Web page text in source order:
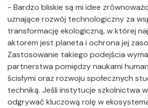
- Bardzo bliskie są mi idee
uznające rozwój technologiczny za
transformację ekologiczną, w której
aktorem jest planeta i ochrona jej
Zastosowanie takiego podejścia
partnerstwa pomiędzy naukami
ścisłymi oraz rozwoju społecznych
techniką. Jeśli instytucje szkolnictwa
odgrywać kluczową rolę w